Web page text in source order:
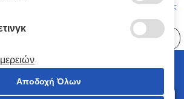
Κώδικας Δεοντολογίας
all rights reserved
Αποδοχή Όλων